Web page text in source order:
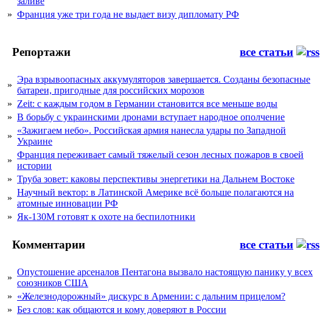
» Франция уже три года не выдает визу дипломату РФ
Репортажи все статьи
»
Эра взрывоопасных аккумуляторов завершается. Созданы безопасные
батареи, пригодные для российских морозов
» Zeit: с каждым годом в Германии становится все меньше воды
» В борьбу с украинскими дронами вступает народное ополчение
»
«Зажигаем небо». Российская армия нанесла удары по Западной
Украине
»
Франция переживает самый тяжелый сезон лесных пожаров в своей
истории
» Труба зовет: каковы перспективы энергетики на Дальнем Востоке
»
Научный вектор: в Латинской Америке всё больше полагаются на
атомные инновации РФ
» Як-130М готовят к охоте на беспилотники
Комментарии все статьи
»
Опустошение арсеналов Пентагона вызвало настоящую панику у всех
союзников США
» «Железнодорожный» дискурс в Армении: с дальним прицелом?
» Без слов: как общаются и кому доверяют в России